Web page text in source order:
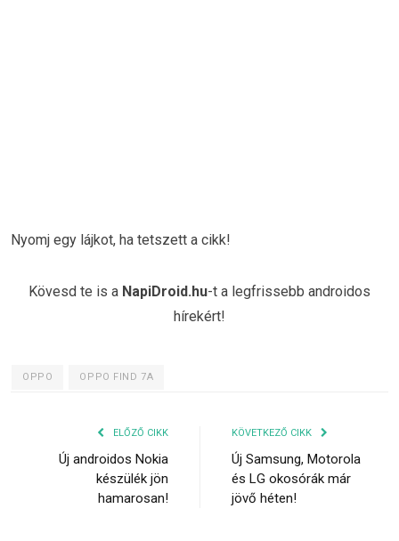
Nyomj egy lájkot, ha tetszett a cikk!
Kövesd te is a NapiDroid.hu-t a legfrissebb androidos
hírekért!
OPPO OPPO FIND 7A
ELŐZŐ CIKK
Új androidos Nokia
készülék jön
hamarosan!
KÖVETKEZŐ CIKK
Új Samsung, Motorola
és LG okosórák már
jövő héten!